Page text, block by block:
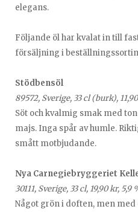
elegans.
Följande öl har kvalat in till
försäljning i
Stödbensöl
89572, Sverige, 33 cl (burk),
Söt och kvalmig smak med
majs. Inga spår av humle.
smått motbjudande.
Nya Carnegiebryggeriet
30111, Sverige, 33 cl, 19,90 kr, 5,9
Något grön i doften, men